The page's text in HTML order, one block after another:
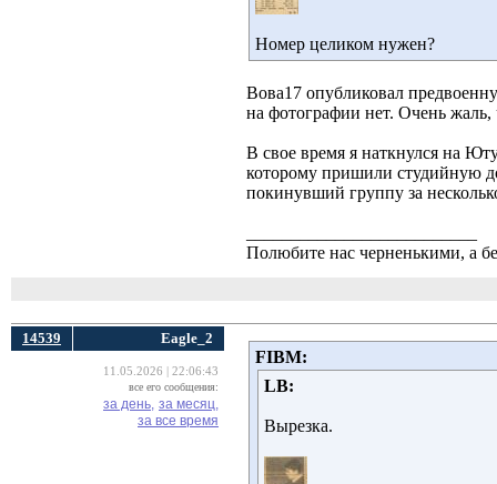
Номер целиком нужен?
Вова17 опубликовал
на фотографии нет. Очень жаль,
В свое время я наткнулся на
которому пришили студийную
покинувший группу за
Полюбите нас черненькими, а
14539 Eagle_2
11.05.2026 | 22:06:43
все его сообщения:
за день, за месяц,
за все время
FIBM:
LB:
Вырезка.